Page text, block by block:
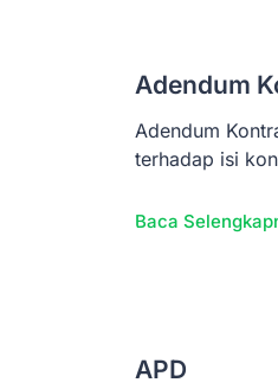
Adendum
Adendum
terhadap isi
Baca
APD